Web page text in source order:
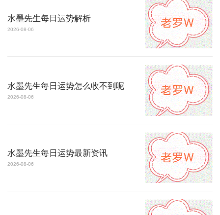
水墨先生每日运势解析
2026-08-06
水墨先生每日运势怎么收不到呢
2026-08-06
水墨先生每日运势最新资讯
2026-08-06